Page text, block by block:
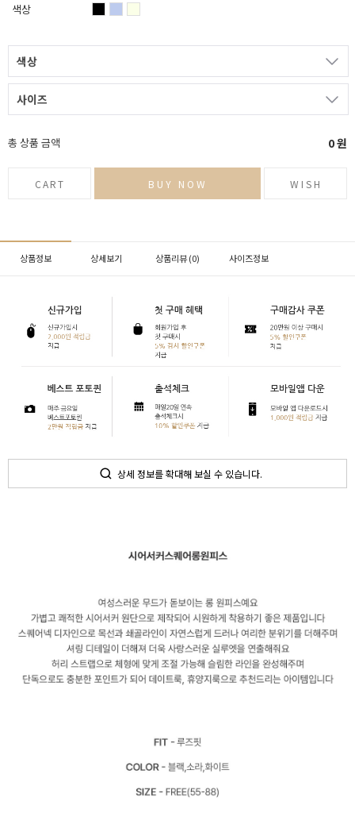
색상
색상
사이즈
총 상품 금액 0원
CART BUY NOW WISH
상품정보 상세보기 상품리뷰 (0) 사이즈정보
상세 정보를 확대해 보실 수 있습니다.